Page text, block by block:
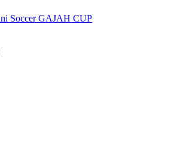
Soccer GAJAH CUP